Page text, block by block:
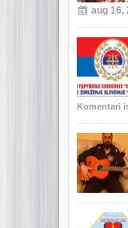
aug 16,
Komentari